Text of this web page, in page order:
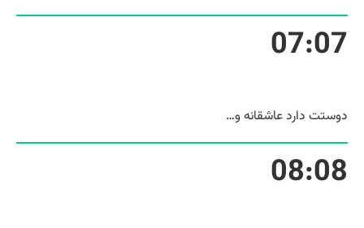
07:07
دوستت دارد عاشقانه و…
08:08